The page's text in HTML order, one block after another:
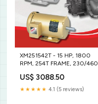
XM251542T - 15 HP, 1800
RPM, 254T FRAME, 230/460
US$ 3088.50
★★★★★ 4.1 (5 reviews)